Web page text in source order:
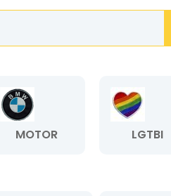
MOTOR LGTBI